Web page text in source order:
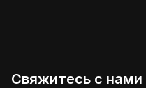
Свяжитесь с нами